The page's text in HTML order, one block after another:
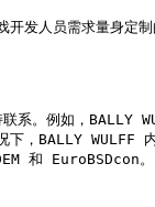
发人员需求量身
。例如，BALLY
，BALLY
和 EuroBSDcon